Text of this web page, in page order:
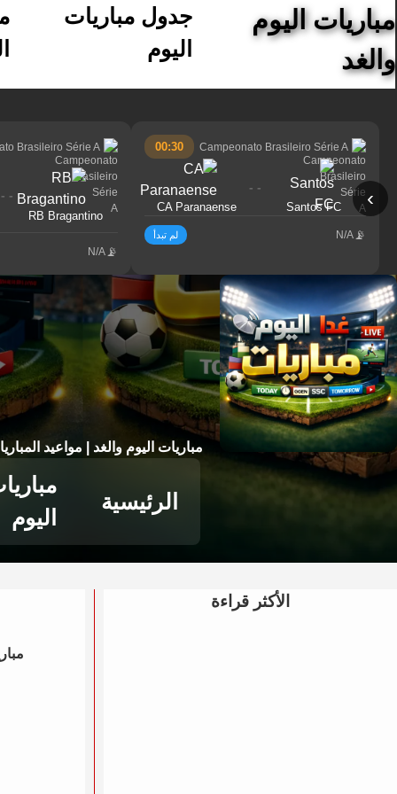
مباريات اليوم
والغد
جدول مباريات
اليوم
›
Campeonato Brasileiro Série A
00:30
Santos FC
- -
CA Paranaense
N/A لم تبدأ
Brasileiro Série A
RB Bragantino
- -
N/A
مباريات اليوم والغد | مواعيد
الرئيسية
اليوم
الأكثر قراءة